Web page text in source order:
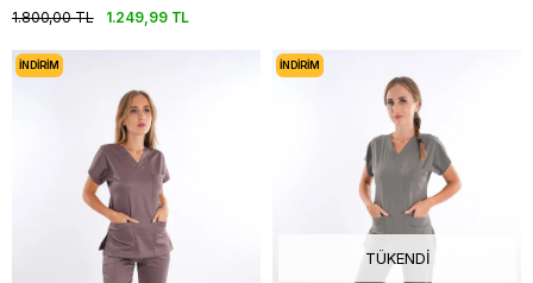
1.249,99 TL
1.800,00 TL
İNDIRIM
TÜKENDI
İNDIRIM